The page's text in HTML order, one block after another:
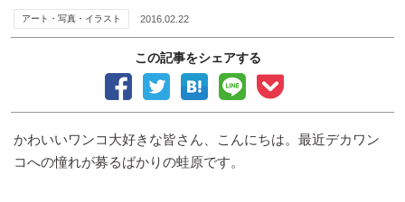
アート・写真・イラスト 2016.02.22
この記事をシェアする
かわいいワンコ大好きな皆さん、こんにちは。最近デカワン
コへの憧れが募るばかりの蛙原です。